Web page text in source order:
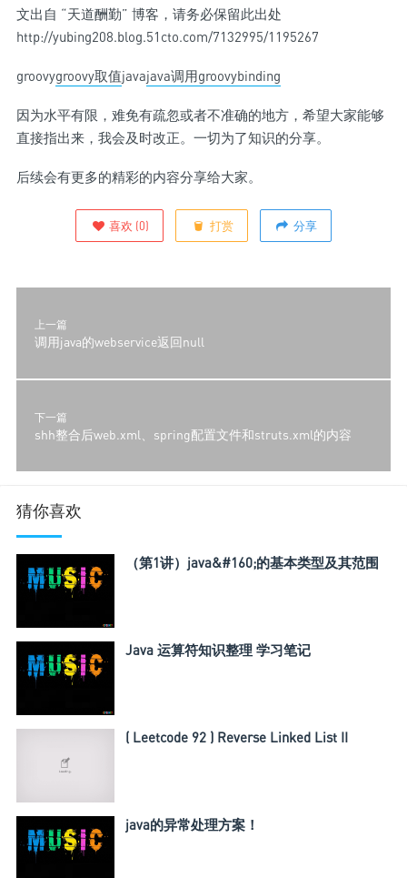
文出自 “天道酬勤” 博客，请务必保留此出处
http://yubing208.blog.51cto.com/7132995/1195267
groovygroovy取值javajava调用groovybinding
因为水平有限，难免有疏忽或者不准确的地方，希望大家能够
直接指出来，我会及时改正。一切为了知识的分享。
后续会有更多的精彩的内容分享给大家。
喜欢 (0) 打赏 分享
上一篇
调用java的webservice返回null
下一篇
shh整合后web.xml、spring配置文件和struts.xml的内容
猜你喜欢
（第1讲）java&#160;的基本类型及其范围
Java 运算符知识整理 学习笔记
( Leetcode 92 ) Reverse Linked List II
java的异常处理方案！